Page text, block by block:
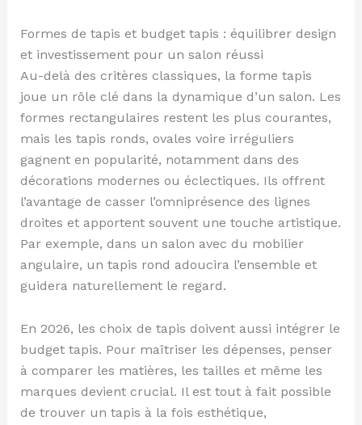
Formes de tapis et budget tapis : équilibrer design
et investissement pour un salon réussi
Au-delà des critères classiques, la forme tapis
joue un rôle clé dans la dynamique d’un salon. Les
formes rectangulaires restent les plus courantes,
mais les tapis ronds, ovales voire irréguliers
gagnent en popularité, notamment dans des
décorations modernes ou éclectiques. Ils offrent
l’avantage de casser l’omniprésence des lignes
droites et apportent souvent une touche artistique.
Par exemple, dans un salon avec du mobilier
angulaire, un tapis rond adoucira l’ensemble et
guidera naturellement le regard.
En 2026, les choix de tapis doivent aussi intégrer le
budget tapis. Pour maîtriser les dépenses, penser
à comparer les matières, les tailles et même les
marques devient crucial. Il est tout à fait possible
de trouver un tapis à la fois esthétique,